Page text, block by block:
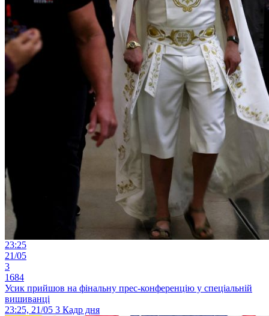
23:25
21/05
3
1684
Усик прийшов на фінальну прес-конференцію у спеціальній
вишиванці
23:25, 21/05 3 Кадр дня